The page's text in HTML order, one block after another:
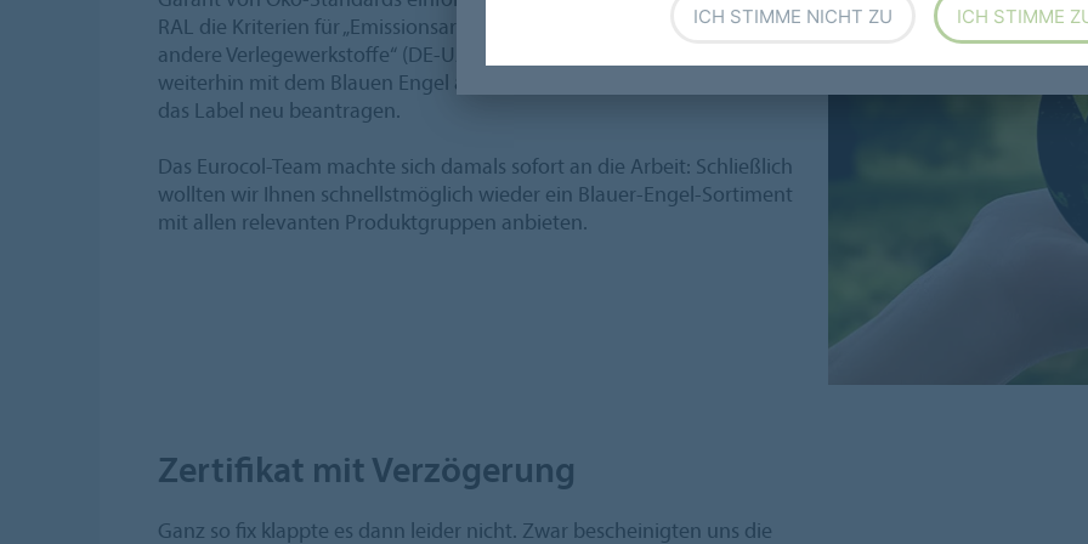
RAL die Kriterien für „Emissionsarme Bodenbelagsklebstoffe und
andere Verlegewerkstoffe“ (DE-UZ 113) aktualisiert. Um ihre Produkte
weiterhin mit dem Blauen Engel auszuweisen, mussten Unternehmen
das Label neu beantragen.
Das Eurocol-Team machte sich damals sofort an die Arbeit: Schließlich
wollten wir Ihnen schnellstmöglich wieder ein Blauer-Engel-Sortiment
mit allen relevanten Produktgruppen anbieten.
Zertifikat mit Verzögerung
Ganz so fix klappte es dann leider nicht. Zwar bescheinigten uns die
ICH STIMME NICHT ZU ICH STIMME